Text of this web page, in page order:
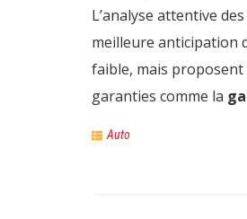
L’analyse attentive des
meilleure anticipation
faible, mais proposent
garanties comme la
Auto